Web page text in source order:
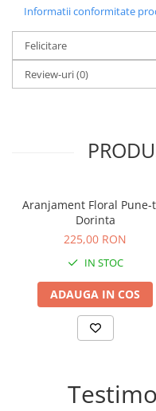
Informatii conformitate
Felicitare
Review-uri(0)
Aranjament Floral Pune-
Dorinta
225,00 RON
IN STOC
ADAUGA IN COS